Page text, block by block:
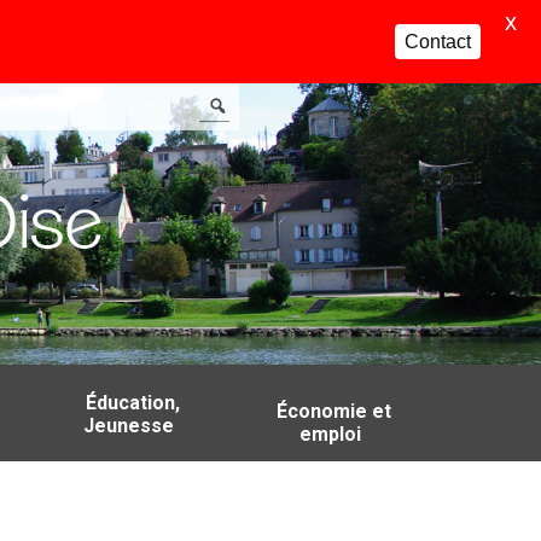
Éducation,
Jeunesse
Économie et
emploi
Contact
X